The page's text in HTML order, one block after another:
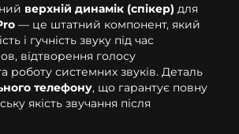
верхній динамік (спікер) для
— це штатний компонент, який
і гучність звуку під час
відтворення голосу
роботу системних звуків. Деталь
телефону, що гарантує повну
якість звучання після